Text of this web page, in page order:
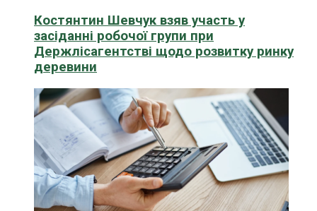
Костянтин Шевчук взяв участь у
засіданні робочої групи при
Держлісагентстві щодо розвитку ринку
деревини